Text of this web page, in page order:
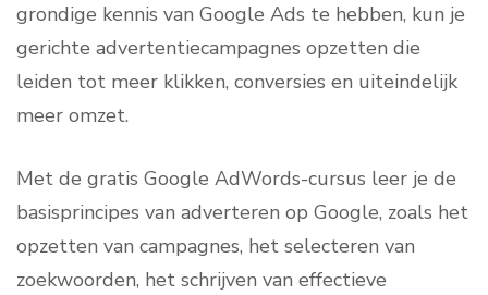
grondige kennis van Google Ads te hebben, kun je
gerichte advertentiecampagnes opzetten die
leiden tot meer klikken, conversies en uiteindelijk
meer omzet.
Met de gratis Google AdWords-cursus leer je de
basisprincipes van adverteren op Google, zoals het
opzetten van campagnes, het selecteren van
zoekwoorden, het schrijven van effectieve